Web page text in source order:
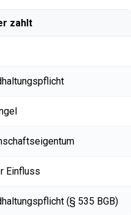
zahlt
Einfluss
(§ 535 BGB)